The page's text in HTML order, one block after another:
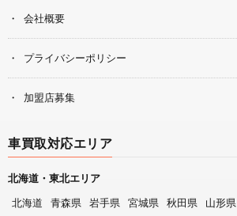
会社概要
プライバシーポリシー
加盟店募集
車買取対応エリア
北海道・東北エリア
北海道
青森県 岩手県 宮城県 秋田県 山形県